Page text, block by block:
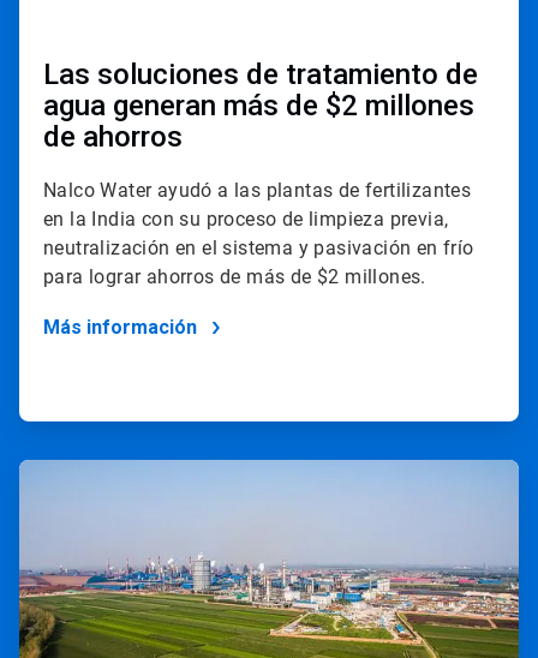
Las soluciones de tratamiento de
agua generan más de $2 millones
de ahorros
Nalco Water ayudó a las plantas de fertilizantes
en la India con su proceso de limpieza previa,
neutralización en el sistema y pasivación en frío
para lograr ahorros de más de $2 millones.
Más información
ArticleTile